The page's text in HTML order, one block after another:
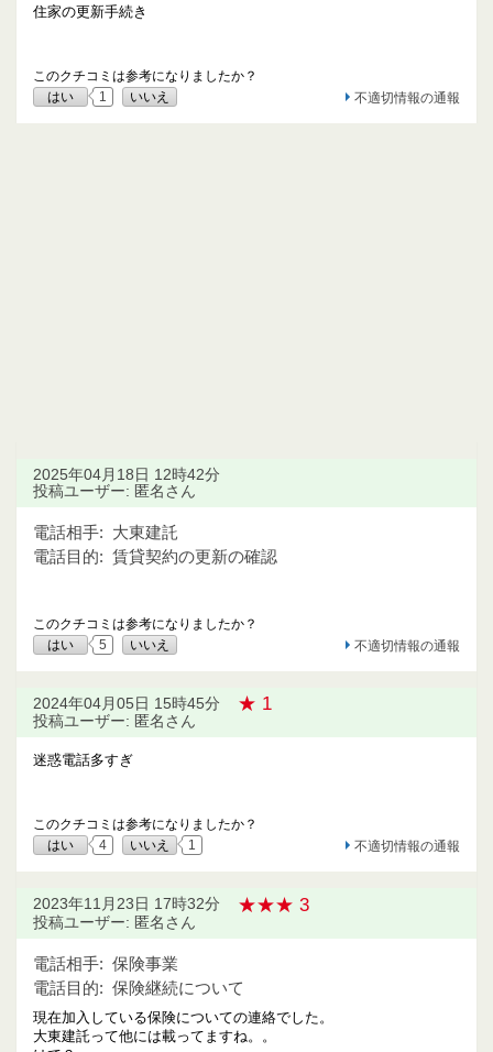
住家の更新手続き
このクチコミは参考になりましたか？
はい
1 いいえ 不適切情報の通報
2025年04月18日 12時42分
投稿ユーザー: 匿名さん
電話相手: 大東建託
電話目的: 賃貸契約の更新の確認
このクチコミは参考になりましたか？
はい
5 いいえ 不適切情報の通報
2024年04月05日 15時45分 ★ 1
投稿ユーザー: 匿名さん
迷惑電話多すぎ
このクチコミは参考になりましたか？
はい
4 いいえ 1 不適切情報の通報
2023年11月23日 17時32分 ★★★ 3
投稿ユーザー: 匿名さん
電話相手: 保険事業
電話目的: 保険継続について
現在加入している保険についての連絡でした。
大東建託って他には載ってますね。。